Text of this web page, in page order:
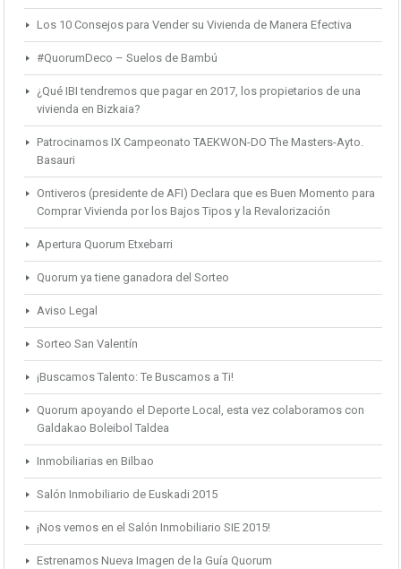
Los 10 Consejos para Vender su Vivienda de Manera Efectiva
#QuorumDeco – Suelos de Bambú
¿Qué IBI tendremos que pagar en 2017, los propietarios de una
vivienda en Bizkaia?
Patrocinamos IX Campeonato TAEKWON-DO The Masters-Ayto.
Basauri
Ontiveros (presidente de AFI) Declara que es Buen Momento para
Comprar Vivienda por los Bajos Tipos y la Revalorización
Apertura Quorum Etxebarri
Quorum ya tiene ganadora del Sorteo
Aviso Legal
Sorteo San Valentín
¡Buscamos Talento: Te Buscamos a Ti!
Quorum apoyando el Deporte Local, esta vez colaboramos con
Galdakao Boleibol Taldea
Inmobiliarias en Bilbao
Salón Inmobiliario de Euskadi 2015
¡Nos vemos en el Salón Inmobiliario SIE 2015!
Estrenamos Nueva Imagen de la Guía Quorum